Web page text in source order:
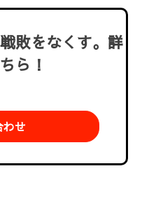
敗をなくす。詳
ら！
わせ